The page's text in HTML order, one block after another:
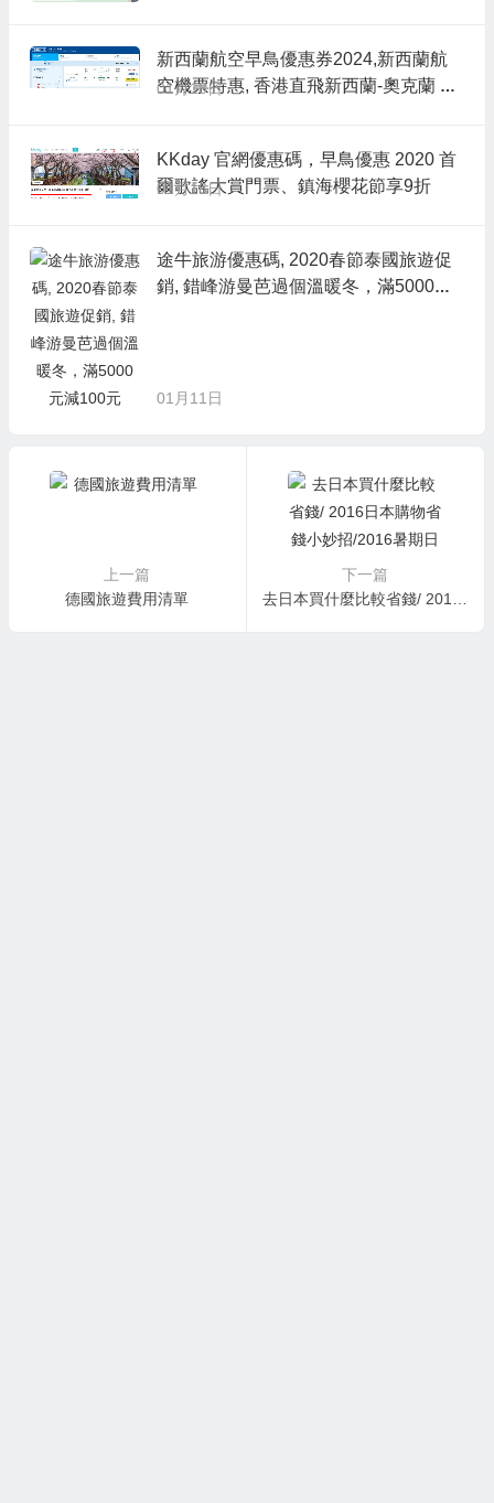
新西蘭航空早鳥優惠券2024,新西蘭航
空機票特惠, 香港直飛新西蘭-奧克蘭 H
01月18日
KKday 官網優惠碼，早鳥優惠 2020 首
爾歌謠大賞門票、鎮海櫻花節享9折
01月16日
途牛旅游優惠碼, 2020春節泰國旅遊促
銷, 錯峰游曼芭過個溫暖冬，滿5000元
01月11日
上一篇
德國旅遊費用清單
下一篇
去日本買什麼比較省錢/ 2016日本購物省錢小妙招/2016暑期日本行必買優惠教學